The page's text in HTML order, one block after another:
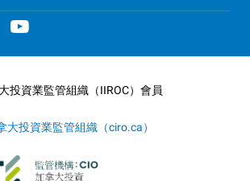
投資業監管組織（IIROC）會員
大投資業監管組織（ciro.ca）